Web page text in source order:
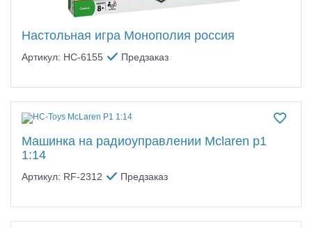
Настольная игра Монополия россия
Артикул: HC-6155 Предзаказ
Машинка на радиоуправлении Mclaren p1
1:14
Артикул: RF-2312 Предзаказ